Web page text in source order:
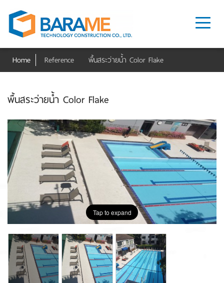
Home Reference พื้นสระว่ายน้ำ Color Flake
พื้นสระว่ายน้ำ Color Flake
Tap to expand